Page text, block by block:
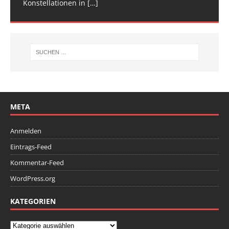
Konstellationen in […]
Deutschen[…]
META
Anmelden
Eintrags-Feed
Kommentar-Feed
WordPress.org
KATEGORIEN